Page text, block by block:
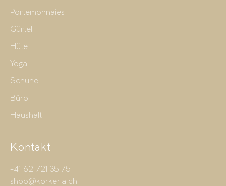
Portemonnaies
Gürtel
Hüte
Yoga
Schuhe
Büro
Haushalt
Kontakt
+41 62 721 35 75
shop@korkeria.ch